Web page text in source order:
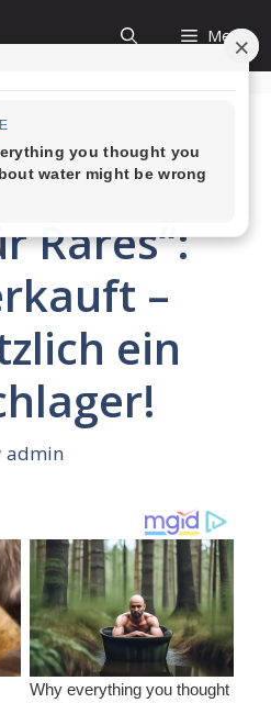
Menu
bei
Rares“:
–
ein
admin